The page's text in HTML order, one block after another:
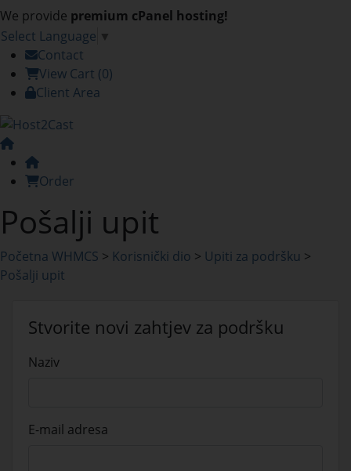
We provide premium cPanel hosting!
Select Language ▼
Contact
View Cart (0)
Client Area
Order
Pošalji upit
Početna WHMCS > Korisnički dio > Upiti za podršku >
Pošalji upit
Stvorite novi zahtjev za podršku
Naziv
E-mail adresa